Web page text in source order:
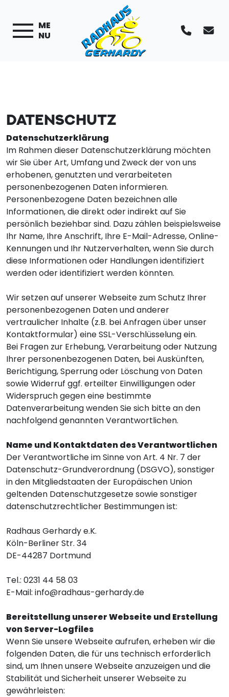
ME
NU
DATENSCHUTZ
Datenschutzerklärung
Im Rahmen dieser Datenschutzerklärung möchten
wir Sie über Art, Umfang und Zweck der von uns
erhobenen, genutzten und verarbeiteten
personenbezogenen Daten informieren.
Personenbezogene Daten bezeichnen alle
Informationen, die direkt oder indirekt auf Sie
persönlich beziehbar sind. Dazu zählen beispielsweise
Ihr Name, Ihre Anschrift, Ihre E-Mail-Adresse, Online-
Kennungen und Ihr Nutzerverhalten, wenn Sie durch
diese Informationen oder Handlungen identifiziert
werden oder identifiziert werden könnten.
Wir setzen auf unserer Webseite zum Schutz Ihrer
personenbezogenen Daten und anderer
vertraulicher Inhalte (z.B. bei Anfragen über unser
Kontaktformular) eine SSL-Verschlüsselung ein.
Bei Fragen zur Erhebung, Verarbeitung oder Nutzung
Ihrer personenbezogenen Daten, bei Auskünften,
Berichtigung, Sperrung oder Löschung von Daten
sowie Widerruf ggf. erteilter Einwilligungen oder
Widerspruch gegen eine bestimmte
Datenverarbeitung wenden Sie sich bitte an den
nachfolgend genannten Verantwortlichen.
Name und Kontaktdaten des Verantwortlichen
Der Verantwortliche im Sinne von Art. 4 Nr. 7 der
Datenschutz-Grundverordnung (DSGVO), sonstiger
in den Mitgliedstaaten der Europäischen Union
geltenden Datenschutzgesetze sowie sonstiger
datenschutzrechtlicher Bestimmungen ist:
Radhaus Gerhardy e.K.
Köln-Berliner Str. 34
DE-44287 Dortmund
Tel.: 0231 44 58 03
E-Mail: info@radhaus-gerhardy.de
Bereitstellung unserer Webseite und Erstellung
von Server-Logfiles
Wenn Sie unsere Webseite aufrufen, erheben wir die
folgenden Daten, die für uns technisch erforderlich
sind, um Ihnen unsere Webseite anzuzeigen und die
Stabilität und Sicherheit unserer Webseite zu
gewährleisten: